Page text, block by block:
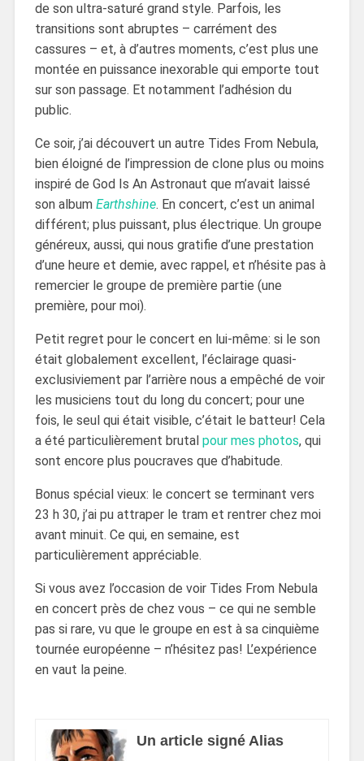
de son ultra-saturé grand style. Parfois, les
transitions sont abruptes – carrément des
cassures – et, à d’autres moments, c’est plus une
montée en puissance inexorable qui emporte tout
sur son passage. Et notamment l’adhésion du
public.
Ce soir, j’ai découvert un autre Tides From Nebula,
bien éloigné de l’impression de clone plus ou moins
inspiré de God Is An Astronaut que m’avait laissé
son album Earthshine. En concert, c’est un animal
différent; plus puissant, plus électrique. Un groupe
généreux, aussi, qui nous gratifie d’une prestation
d’une heure et demie, avec rappel, et n’hésite pas à
remercier le groupe de première partie (une
première, pour moi).
Petit regret pour le concert en lui-même: si le son
était globalement excellent, l’éclairage quasi-
exclusiviement par l’arrière nous a empêché de voir
les musiciens tout du long du concert; pour une
fois, le seul qui était visible, c’était le batteur! Cela
a été particulièrement brutal pour mes photos, qui
sont encore plus poucraves que d’habitude.
Bonus spécial vieux: le concert se terminant vers
23 h 30, j’ai pu attraper le tram et rentrer chez moi
avant minuit. Ce qui, en semaine, est
particulièrement appréciable.
Si vous avez l’occasion de voir Tides From Nebula
en concert près de chez vous – ce qui ne semble
pas si rare, vu que le groupe en est à sa cinquième
tournée européenne – n’hésitez pas! L’expérience
en vaut la peine.
Un article signé Alias